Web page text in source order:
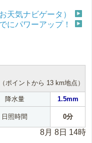
天気ナビゲータ）
にパワーアップ！
（ポイントから 13 km地点）
降水量 1.5mm
日照時間 0分
8月 8日 14時